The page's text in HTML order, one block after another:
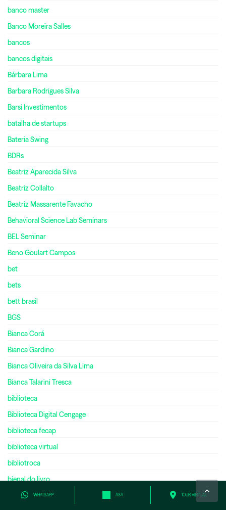
WHATSAPP ASA TOUR VIRTUAL
banco master
Banco Moreira Salles
bancos
bancos digitais
Bárbara Lima
Barbara Rodrigues Silva
Barsi Investimentos
batalha de startups
Bateria Swing
BDRs
Beatriz Aparecida Silva
Beatriz Collalto
Beatriz Massarente Favacho
Behavioral Science Lab Seminars
BEL Seminar
Beno Goulart Campos
bet
bets
bett brasil
BGS
Bianca Corá
Bianca Gardino
Bianca Oliveira da Silva Lima
Bianca Talarini Tresca
biblioteca
Biblioteca Digital Cengage
biblioteca fecap
biblioteca virtual
bibliotroca
bienal do livro
bilíngue